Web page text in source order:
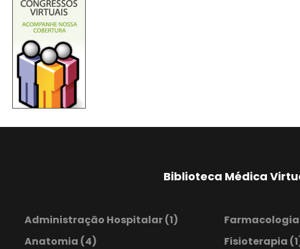
Biblioteca Médica
Administração Hospitalar(1)
Anatomia (4)
Farmacologia
Fisioterapia